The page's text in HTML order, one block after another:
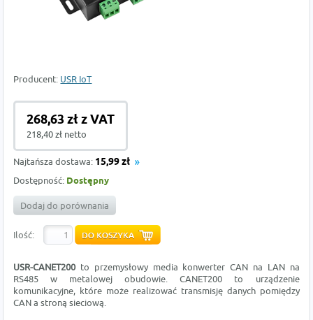
Producent: USR IoT
268,63 zł z VAT
218,40 zł netto
Najtańsza dostawa: 15,99 zł
Dostępność: Dostępny
Dodaj do porównania
Ilość:
USR-CANET200to przemysłowy media konwerter CAN na LAN na
RS485 w metalowej obudowie. CANET200 to urządzenie
komunikacyjne, które może realizować transmisję danych pomiędzy
CAN a stroną sieciową.